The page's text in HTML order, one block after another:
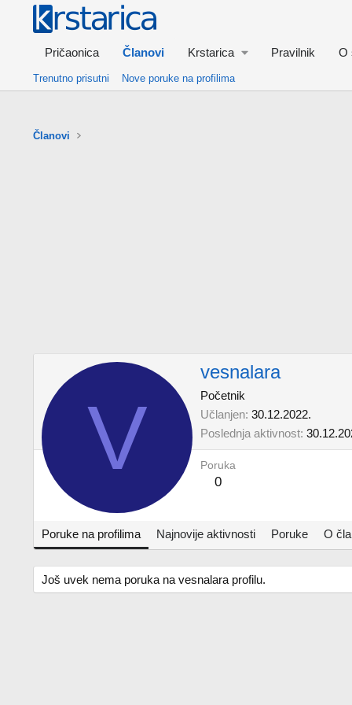
Pričaonica Članovi Krstarica Pravilnik O
Trenutno prisutni Nove poruke na profilima
Članovi
V
vesnalara
Početnik
Učlanjen 30.12.2022.
Poslednja aktivnost
Poruka
0
Poruke na profilima Najnovije aktivnosti Poruke O
Još uvek nema poruka na vesnalara profilu.